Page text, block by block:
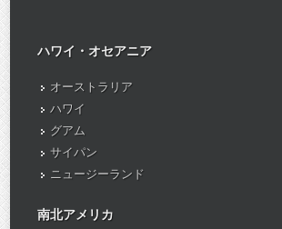
ハワイ・オセアニア
オーストラリア
ハワイ
グアム
サイパン
ニュージーランド
南北アメリカ